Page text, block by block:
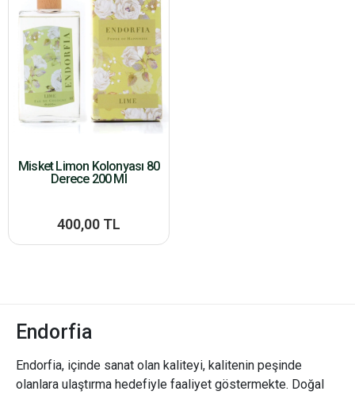
Misket Limon Kolonyası 80
Derece 200 Ml
400,00 TL
Endorfia
Endorfia, içinde sanat olan kaliteyi, kalitenin peşinde
olanlara ulaştırma hedefiyle faaliyet göstermekte. Doğal